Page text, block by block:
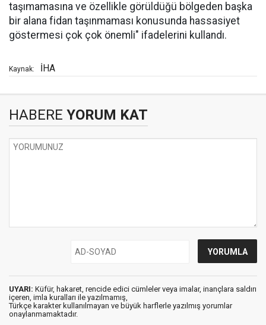
taşımamasına ve özellikle görüldüğü bölgeden başka
bir alana fidan taşınmaması konusunda hassasiyet
göstermesi çok çok önemli" ifadelerini kullandı.
Kaynak: İHA
HABERE YORUM KAT
UYARI: Küfür, hakaret, rencide edici cümleler veya imalar, inançlara saldırı
içeren, imla kuralları ile yazılmamış,
Türkçe karakter kullanılmayan ve büyük harflerle yazılmış yorumlar
onaylanmamaktadır.